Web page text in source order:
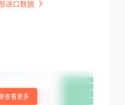
进口数据
查看更多